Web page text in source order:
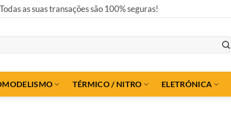
Todas as suas transações são 100% seguras!
TÉRMICO / NITRO ELETRÓNICA